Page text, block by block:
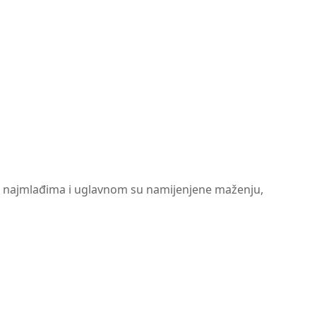
i uglavnom su namijenjene maženju,